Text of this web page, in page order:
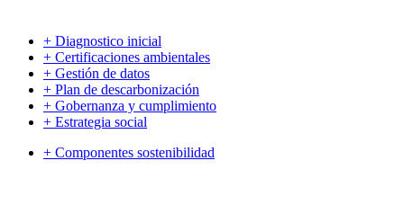
+ Diagnostico inicial
+ Certificaciones ambientales
+ Gestión de datos
+ Plan de descarbonización
+ Gobernanza y cumplimiento
+ Estrategia social
+ Componentes sostenibilidad